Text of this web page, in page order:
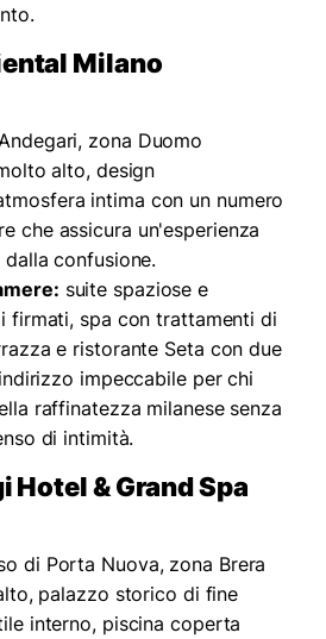
Milano
zona Duomo
alto, design
intima con un numero
che assicura un'esperienza
confusione.
suite spaziose e
firmati, spa con trattamenti di
e ristorante Seta con due
impeccabile per chi
raffinatezza milanese senza
di intimità.
Hotel & Grand Spa
di Porta Nuova, zona Brera
palazzo storico di fine
interno, piscina coperta